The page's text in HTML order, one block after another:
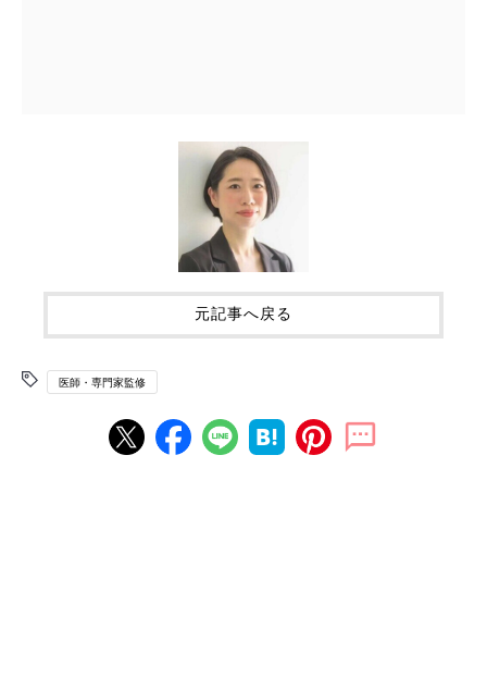
元記事へ戻る
医師・専門家監修